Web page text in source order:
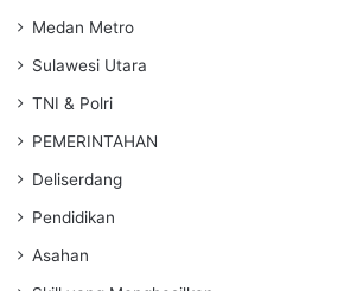
Medan Metro
Sulawesi Utara
TNI & Polri
PEMERINTAHAN
Deliserdang
Pendidikan
Asahan